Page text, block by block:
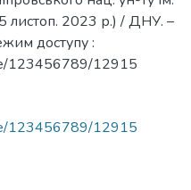
листоп. 2023 р.) / ДНУ. –
доступу :
123456789/12915
123456789/12915